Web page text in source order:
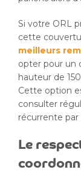
Si votre ORL
cette
meilleurs
opter pour un
hauteur de
Cette option
consulter
récurrente par
Le